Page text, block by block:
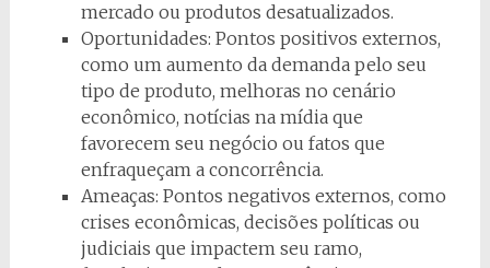
mercado ou produtos desatualizados.
Oportunidades: Pontos positivos externos,
como um aumento da demanda pelo seu
tipo de produto, melhoras no cenário
econômico, notícias na mídia que
favorecem seu negócio ou fatos que
enfraqueçam a concorrência.
Ameaças: Pontos negativos externos, como
crises econômicas, decisões políticas ou
judiciais que impactem seu ramo,